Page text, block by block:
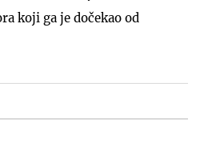
koji ga je dočekao od